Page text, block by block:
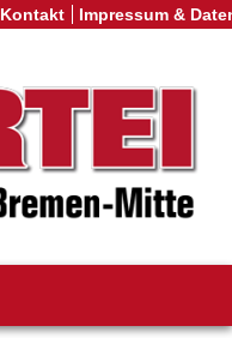
Kontakt Impressum &